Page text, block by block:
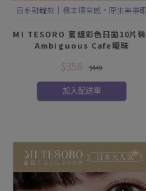
日系融瞳款｜橋本環奈感，原生無辜眼
神
MI TESORO 蜜緹彩色日拋10片
Ambiguous Cafe曖昧
$358 $449
加入配送單